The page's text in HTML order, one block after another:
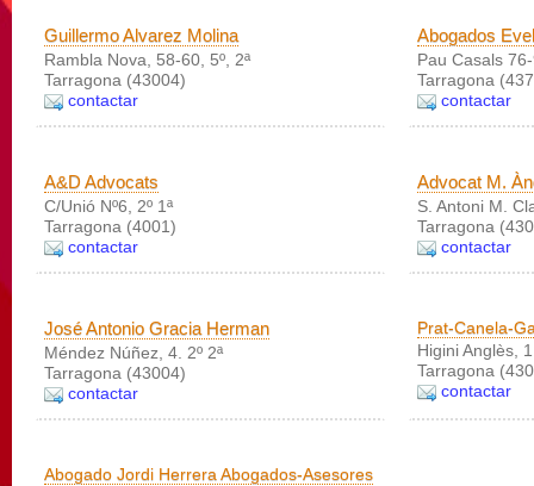
Guillermo Alvarez Molina
Rambla Nova, 58-60, 5º, 2ª
Tarragona (43004)
contactar
Abogados
Pau Casals
Tarragona
contactar
A&D Advocats
C/Unió Nº6, 2º 1ª
Tarragona (4001)
contactar
Advocat M.
S. Antoni M.
Tarragona
contactar
José Antonio Gracia Herman
Méndez Núñez, 4. 2º 2ª
Tarragona (43004)
contactar
Prat-Canela-
Higini Anglès,
Tarragona
contactar
Abogado Jordi Herrera Abogados-Asesores